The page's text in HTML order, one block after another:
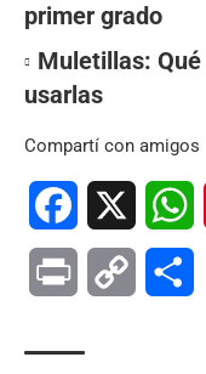
primer grado
Muletillas:
usarlas
Compartí con amigos
Facebook
Print Copy